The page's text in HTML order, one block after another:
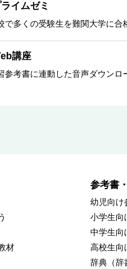
イムゼミ
で多くの受験生を難関大学に
講座
参考書に連動した音声ダウンロ
材
参考書
幼児向け
小学生向
中学生向
高校生向
辞典（辞